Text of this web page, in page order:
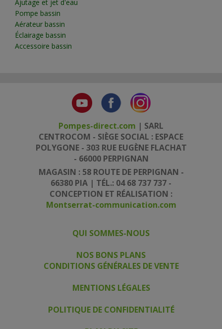
Ajutage et jet d'eau
Pompe bassin
Aérateur bassin
Éclairage bassin
Accessoire bassin
Pompes-direct.com | SARL
CENTROCOM - SIÈGE SOCIAL : ESPACE
POLYGONE - 303 RUE EUGÈNE FLACHAT
- 66000 PERPIGNAN
MAGASIN : 58 ROUTE DE PERPIGNAN -
66380 PIA | TÉL.: 04 68 737 737 -
CONCEPTION ET RÉALISATION :
Montserrat-communication.com
QUI SOMMES-NOUS
NOS BONS PLANS
CONDITIONS GÉNÉRALES DE VENTE
MENTIONS LÉGALES
POLITIQUE DE CONFIDENTIALITÉ